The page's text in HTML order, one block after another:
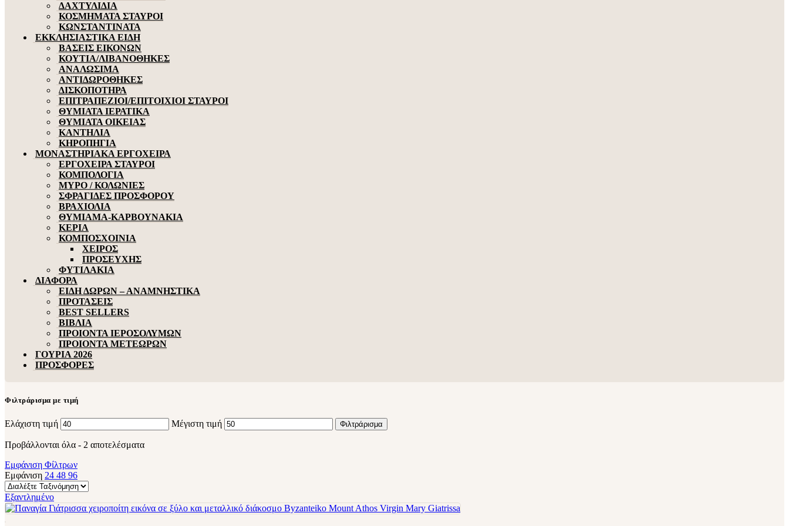
ΔΑΧΤΥΛΙΔΙΑ
ΚΟΣΜΗΜΑΤΑ ΣΤΑΥΡΟΙ
ΚΩΝΣΤΑΝΤΙΝΑΤΑ
ΕΚΚΛΗΣΙΑΣΤΙΚΑ ΕΙΔΗ
ΒΑΣΕΙΣ ΕΙΚΟΝΩΝ
ΚΟΥΤΙΑ/ΛΙΒΑΝΟΘΗΚΕΣ
ΑΝΑΛΩΣΙΜΑ
ΑΝΤΙΔΩΡΟΘΗΚΕΣ
ΔΙΣΚΟΠΟΤΗΡΑ
ΕΠΙΤΡΑΠΕΖΙΟΙ/ΕΠΙΤΟΙΧΙΟΙ ΣΤΑΥΡΟΙ
ΘΥΜΙΑΤΑ ΙΕΡΑΤΙΚΑ
ΘΥΜΙΑΤΑ ΟΙΚΕΙΑΣ
ΚΑΝΤΗΛΙΑ
ΚΗΡΟΠΗΓΙΑ
ΜΟΝΑΣΤΗΡΙΑΚΑ ΕΡΓΟΧΕΙΡΑ
ΕΡΓΟΧΕΙΡΑ ΣΤΑΥΡΟΙ
ΚΟΜΠΟΛΟΓΙΑ
ΜΥΡΟ / ΚΟΛΩΝΙΕΣ
ΣΦΡΑΓΙΔΕΣ ΠΡΟΣΦΟΡΟΥ
ΒΡΑΧΙΟΛΙΑ
ΘΥΜΙΑΜΑ-ΚΑΡΒΟΥΝΑΚΙΑ
ΚΕΡΙΑ
ΚΟΜΠΟΣΧΟΙΝΙΑ
ΧΕΙΡΟΣ
ΠΡΟΣΕΥΧΗΣ
ΦΥΤΙΛΑΚΙΑ
ΔΙΑΦΟΡΑ
ΕΙΔΗ ΔΩΡΩΝ – ΑΝΑΜΝΗΣΤΙΚΑ
ΠΡΟΤΑΣΕΙΣ
BEST SELLERS
ΒΙΒΛΙΑ
ΠΡΟΙΟΝΤΑ ΙΕΡΟΣΟΛΥΜΩΝ
ΠΡΟΙΟΝΤΑ ΜΕΤΕΩΡΩΝ
ΓΟΥΡΙΑ 2026
ΠΡΟΣΦΟΡΕΣ
Φιλτράρισμα με τιμή
Ελάχιστη τιμή Μέγιστη τιμή Φιλτράρισμα
Προβάλλονται όλα - 2 αποτελέσματα
Εμφάνιση Φίλτρων
Εμφάνιση 24 48 96
Εξαντλημένο